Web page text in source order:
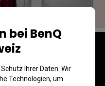
bei BenQ
Ihrer Daten. Wir
Technologien, um
Augen